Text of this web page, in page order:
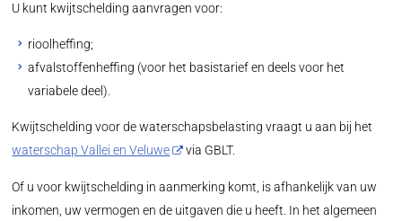
U kunt kwijtschelding aanvragen voor:
rioolheffing;
afvalstoffenheffing (voor het basistarief en deels voor het
variabele deel).
Kwijtschelding voor de waterschapsbelasting vraagt u aan bij het
waterschap Vallei en Veluwe
via GBLT.
Of u voor kwijtschelding in aanmerking komt, is afhankelijk van uw
inkomen, uw vermogen en de uitgaven die u heeft. In het algemeen